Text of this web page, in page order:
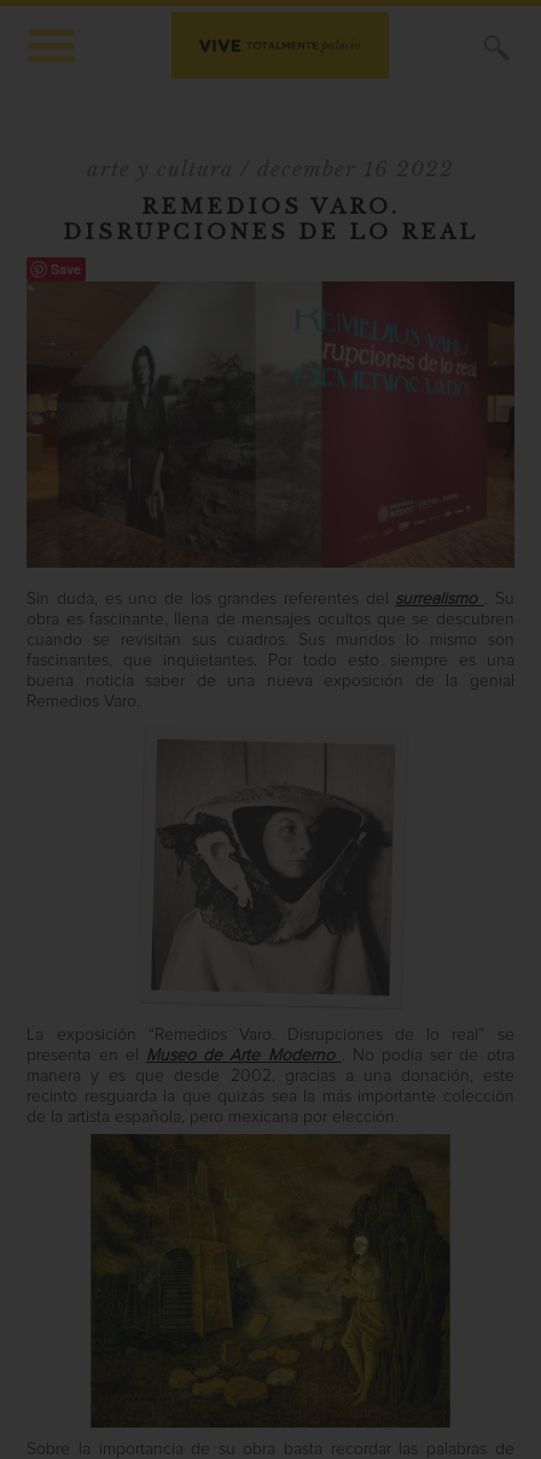
REMEDIOS VARO.
DISRUPCIONES DE LO REAL
Save
Sin duda, es uno de los grandes referentes del surrealismo . Su
obra es fascinante, llena de mensajes ocultos que se descubren
cuando se revisitan sus cuadros. Sus mundos lo mismo son
fascinantes, que inquietantes. Por todo esto siempre es una
buena noticia saber de una nueva exposición de la genial
Remedios Varo.
La exposición “Remedios Varo. Disrupciones de lo real” se
presenta en el
Museo de Arte Moderno
. No podía ser de otra
manera y es que desde 2002, gracias a una donación, este
recinto resguarda la que quizás sea la más importante colección
de la artista española, pero mexicana por elección.
Sobre la importancia de su obra basta recordar las palabras de